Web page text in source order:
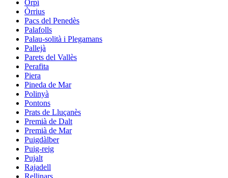
Orpí
Òrrius
Pacs del Penedès
Palafolls
Palau-solità i Plegamans
Pallejà
Parets del Vallès
Perafita
Piera
Pineda de Mar
Polinyà
Pontons
Prats de Lluçanès
Premià de Dalt
Premià de Mar
Puigdàlber
Puig-reig
Pujalt
Rajadell
Rellinars